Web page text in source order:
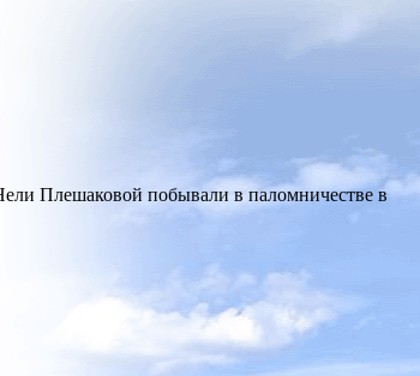
Плешаковой побывали в паломничестве в